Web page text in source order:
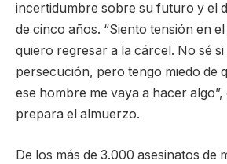
incertidumbre sobre su futuro y el
de cinco años. “Siento tensión en
quiero regresar a la cárcel. No sé si
persecución, pero tengo miedo de
ese hombre me vaya a hacer
prepara el almuerzo.
De los más de 3.000 asesinatos de